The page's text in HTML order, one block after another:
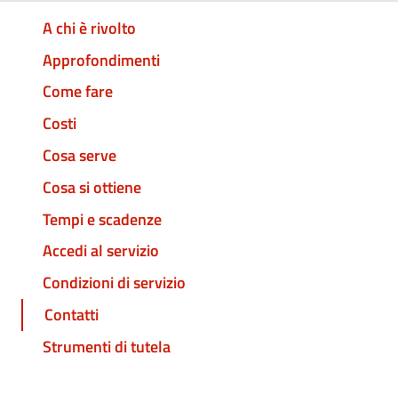
A chi è rivolto
Approfondimenti
Come fare
Costi
Cosa serve
Cosa si ottiene
Tempi e scadenze
Accedi al servizio
Condizioni di servizio
Contatti
Strumenti di tutela